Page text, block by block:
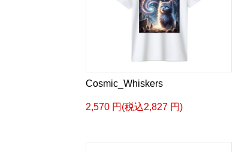
Cosmic_Whiskers
2,570 円(税込2,827 円)